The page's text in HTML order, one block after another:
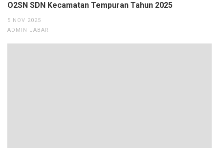
O2SN SDN Kecamatan Tempuran Tahun 2025
5 NOV 2025
ADMIN JABAR